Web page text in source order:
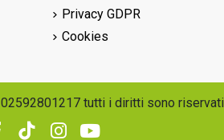
Privacy GDPR
Cookies
02592801217 tutti i diritti sono riservati